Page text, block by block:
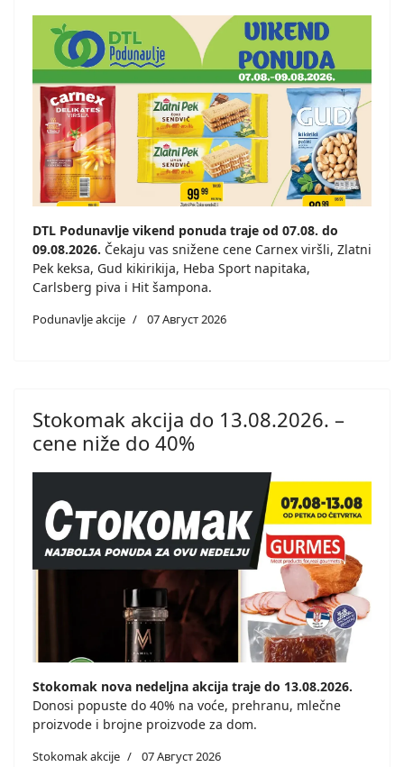
DTL Podunavlje vikend ponuda traje od 07.08. do
09.08.2026. Čekaju vas snižene cene Carnex viršli, Zlatni
Pek keksa, Gud kikirikija, Heba Sport napitaka,
Carlsberg piva i Hit šampona.
Podunavlje akcije 07 Август 2026
Stokomak akcija do 13.08.2026. –
cene niže do 40%
Stokomak nova nedeljna akcija traje do 13.08.2026.
Donosi popuste do 40% na voće, prehranu, mlečne
proizvode i brojne proizvode za dom.
Stokomak akcije 07 Август 2026